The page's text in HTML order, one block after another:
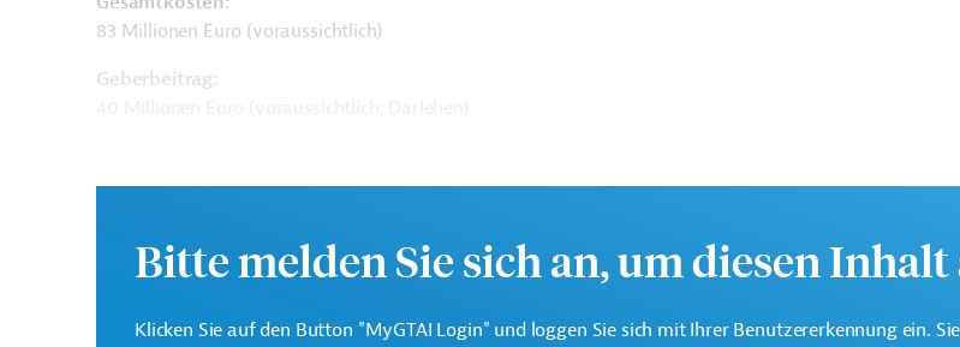
83 Millionen Euro (voraussichtlich)
Geberbeitrag:
Bitte melden Sie sich an, um diesen
Klicken Sie auf den Button "MyGTAI Login" und loggen Sie sich mit Ihrer Benutzererkennung ein.